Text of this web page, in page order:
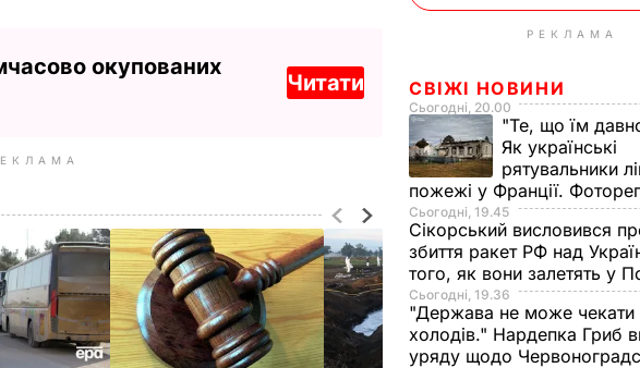
окупованих
Читати
РЕКЛАМА
СВІЖІ НОВИНИ
Сьогодні, 20.00
"Те, що їм
Як українські
рятувальники
пожежі у Франції.
Сьогодні, 19.45
Сікорський висловився
збиття ракет РФ над
того, як вони залетять у
Сьогодні, 19.36
"Держава не може чекати
холодів." Нардепка Гриб
уряду щодо